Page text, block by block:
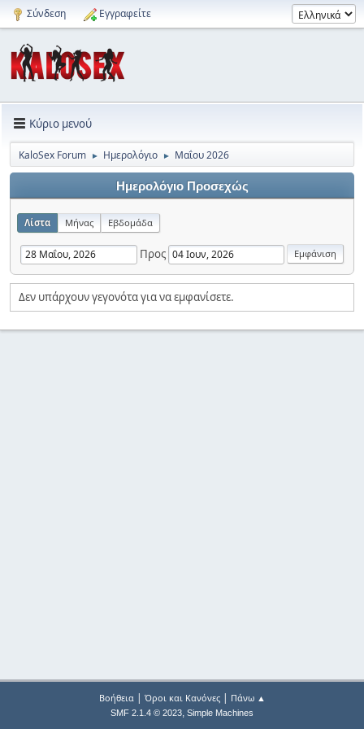
Σύνδεση Εγγραφείτε
Κύριο μενού
KaloSex Forum ► Ημερολόγιο ► Μαΐου 2026
Ημερολόγιο Προσεχώς
Λίστα Μήνας Εβδομάδα
Προς
Δεν υπάρχουν γεγονότα για να εμφανίσετε.
Βοήθεια| Όροι και Κανόνες| Πάνω ▲
SMF 2.1.4 © 2023, Simple Machines